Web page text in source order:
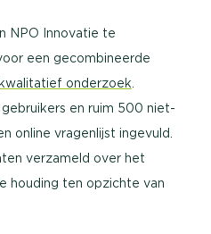
NPO Innovatie te
een gecombineerde
onderzoek
en ruim 500 niet-
online vragenlijst ingevuld.
verzameld over het
houding ten opzichte van